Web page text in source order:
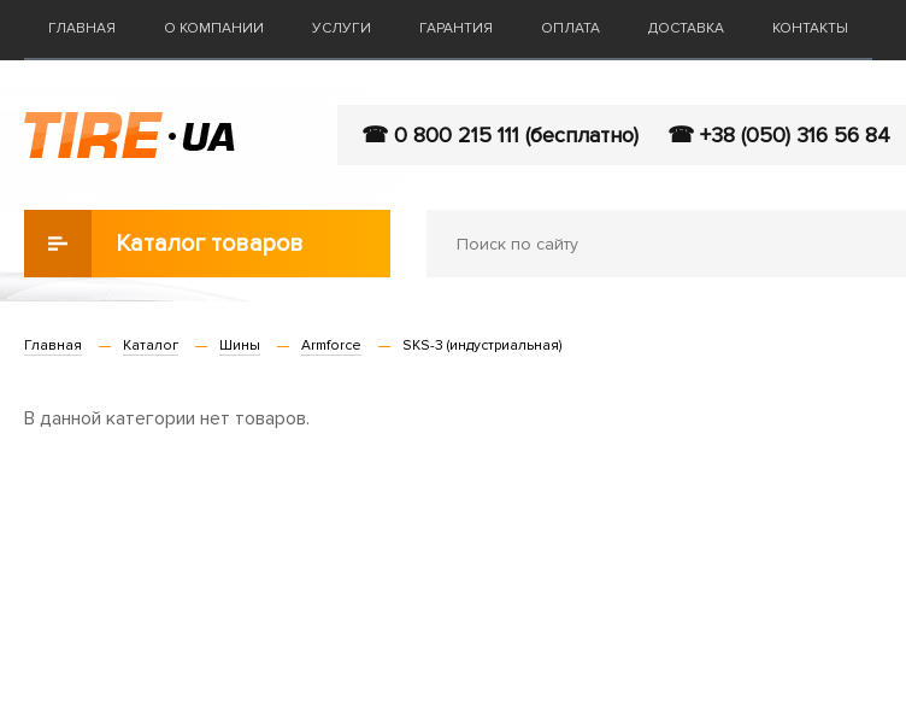
ГЛАВНАЯ О КОМПАНИИ УСЛУГИ ГАРАНТИЯ ОПЛАТА ДОСТАВКА КОНТАКТЫ
☎ 0 800 215 111 (бесплатно) ☎ +38 (050) 316 56 84
Каталог товаров
Главная Каталог Шины Armforce SKS-3 (индустриальная)
В данной категории нет товаров.